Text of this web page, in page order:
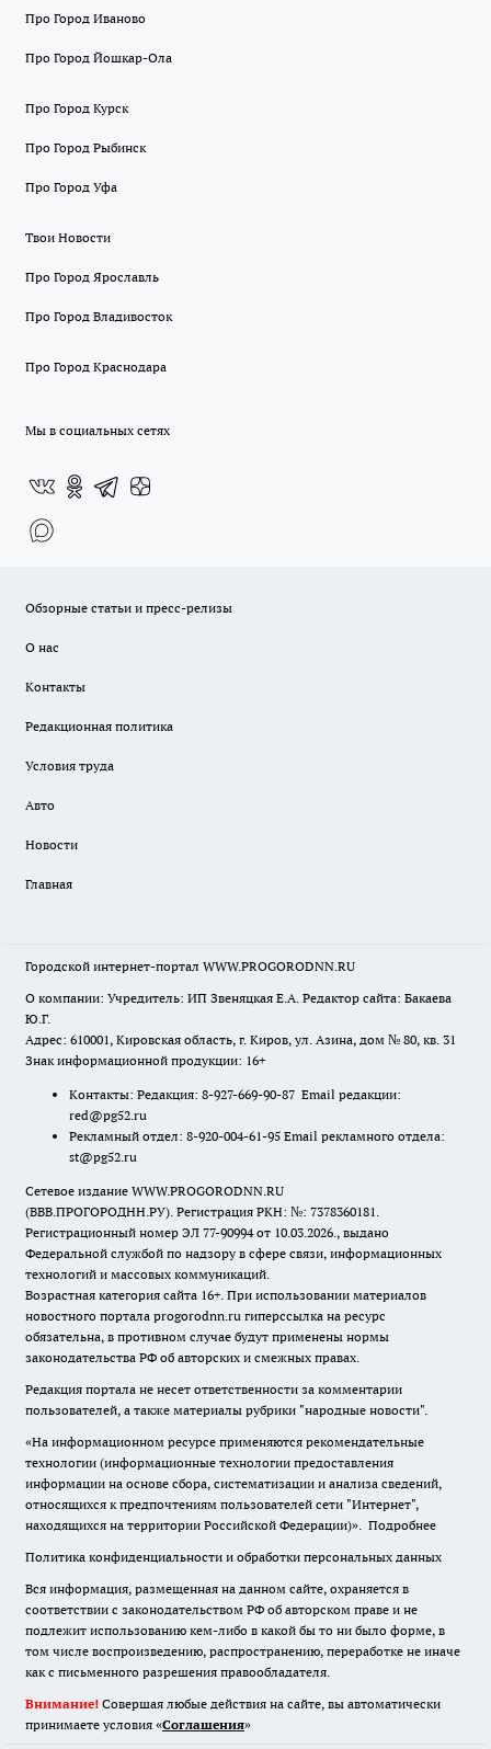
Про Город Иваново
Про Город Йошкар-Ола
Про Город Курск
Про Город Рыбинск
Про Город Уфа
Твои Новости
Про Город Ярославль
Про Город Владивосток
Про Город Краснодара
Мы в социальных сетях
Обзорные статьи и пресс-релизы
О нас
Контакты
Редакционная политика
Условия труда
Авто
Новости
Главная
Городской интернет-портал WWW.PROGORODNN.RU
О компании: Учредитель: ИП Звеняцкая Е.А. Редактор сайта: Бакаева
Ю.Г.
Адрес: 610001, Кировская область, г. Киров, ул. Азина, дом № 80, кв. 31
Знак информационной продукции: 16+
Контакты: Редакция: 8-927-669-90-87 Email редакции:
red@pg52.ru
Рекламный отдел: 8-920-004-61-95 Email рекламного отдела:
st@pg52.ru
Сетевое издание WWW.PROGORODNN.RU
(ВВВ.ПРОГОРОДНН.РУ). Регистрация РКН: №: 7378360181.
Регистрационный номер ЭЛ 77-90994 от 10.03.2026., выдано
Федеральной службой по надзору в сфере связи, информационных
технологий и массовых коммуникаций.
Возрастная категория сайта 16+. При использовании материалов
новостного портала progorodnn.ru гиперссылка на ресурс
обязательна, в противном случае будут применены нормы
законодательства РФ об авторских и смежных правах.
Редакция портала не несет ответственности за комментарии
пользователей, а также материалы рубрики "народные новости".
«На информационном ресурсе применяются рекомендательные
технологии (информационные технологии предоставления
информации на основе сбора, систематизации и анализа сведений,
относящихся к предпочтениям пользователей сети "Интернет",
находящихся на территории Российской Федерации)». Подробнее
Политика конфиденциальности и обработки персональных данных
Вся информация, размещенная на данном сайте, охраняется в
соответствии с законодательством РФ об авторском праве и не
подлежит использованию кем-либо в какой бы то ни было форме, в
том числе воспроизведению, распространению, переработке не иначе
как с письменного разрешения правообладателя.
Внимание! Совершая любые действия на сайте, вы автоматически
принимаете условия «Cоглашения»